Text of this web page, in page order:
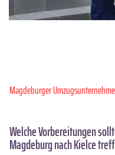
Magdeburger
Welche Vorbereitungen
Magdeburg nach Kielce